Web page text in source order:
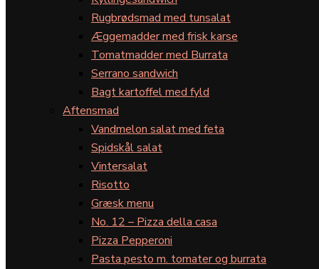
Rugbrødsmad med tunsalat
Æggemadder med frisk karse
Tomatmadder med Burrata
Serrano sandwich
Bagt kartoffel med fyld
Aftensmad
Vandmelon salat med feta
Spidskål salat
Vintersalat
Risotto
Græsk menu
No. 12 – Pizza della casa
Pizza Pepperoni
Pasta pesto m. tomater og burrata